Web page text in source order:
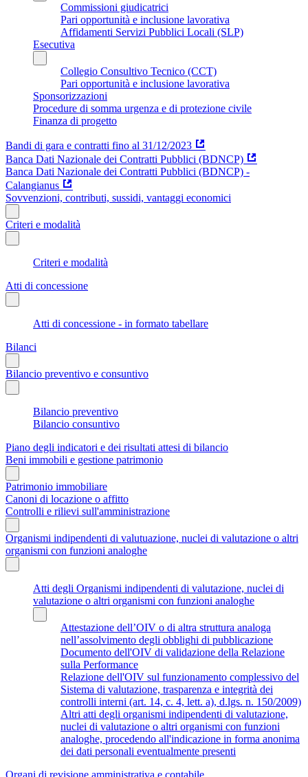
Commissioni giudicatrici
Pari opportunità e inclusione lavorativa
Affidamenti Servizi Pubblici Locali (SLP)
Esecutiva
Collegio Consultivo Tecnico (CCT)
Pari opportunità e inclusione lavorativa
Sponsorizzazioni
Procedure di somma urgenza e di protezione civile
Finanza di progetto
Bandi di gara e contratti fino al 31/12/2023
Banca Dati Nazionale dei Contratti Pubblici (BDNCP)
Banca Dati Nazionale dei Contratti Pubblici (BDNCP) -
Calangianus
Sovvenzioni, contributi, sussidi, vantaggi economici
Criteri e modalità
Criteri e modalità
Atti di concessione
Atti di concessione - in formato tabellare
Bilanci
Bilancio preventivo e consuntivo
Bilancio preventivo
Bilancio consuntivo
Piano degli indicatori e dei risultati attesi di bilancio
Beni immobili e gestione patrimonio
Patrimonio immobiliare
Canoni di locazione o affitto
Controlli e rilievi sull'amministrazione
Organismi indipendenti di valutuazione, nuclei di valutazione o altri
organismi con funzioni analoghe
Atti degli Organismi indipendenti di valutazione, nuclei di
valutazione o altri organismi con funzioni analoghe
Attestazione dell’OIV o di altra struttura analoga
nell’assolvimento degli obblighi di pubblicazione
Documento dell'OIV di validazione della Relazione
sulla Performance
Relazione dell'OIV sul funzionamento complessivo del
Sistema di valutazione, trasparenza e integrità dei
controlli interni (art. 14, c. 4, lett. a), d.lgs. n. 150/2009)
Altri atti degli organismi indipendenti di valutazione,
nuclei di valutazione o altri organismi con funzioni
analoghe, procedendo all'indicazione in forma anonima
dei dati personali eventualmente presenti
Organi di revisione amministrativa e contabile